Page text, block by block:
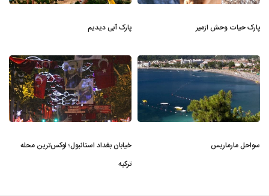
پارک حیات وحش ازمیر پارک آبی دیدیم
سواحل مارماریس
خیابان بغداد استانبول؛ لوکس‌ترین محله
ترکیه